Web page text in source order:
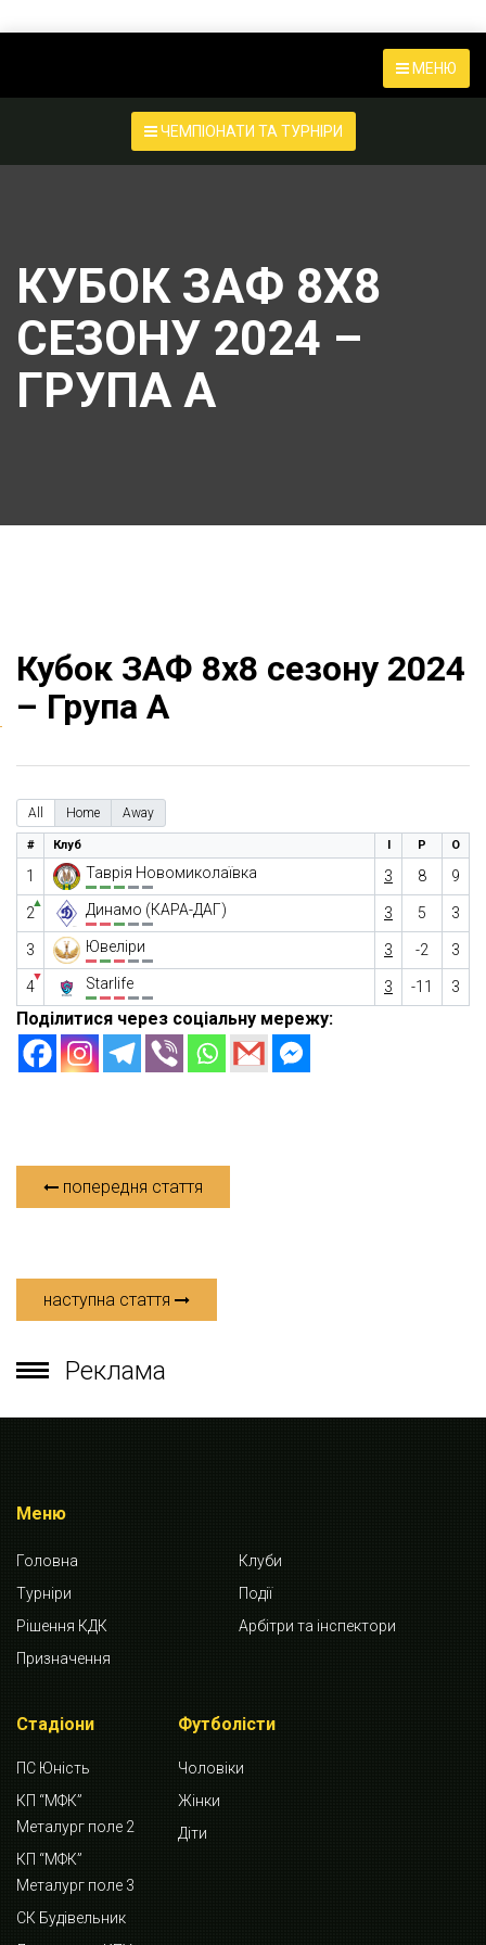
МЕНЮ
ЧЕМПІОНАТИ ТА ТУРНІРИ
КУБОК ЗАФ 8Х8
СЕЗОНУ 2024 –
ГРУПА А
Кубок ЗАФ 8х8 сезону 2024
– Група А
All Home Away
# Клуб І Р О
1 Таврія Новомиколаївка 3 8 9
2
▲ Динамо (КАРА-ДАГ) 3 5 3
3 Ювеліри 3 -2 3
4
▼ Starlife 3 -11 3
Поділитися через соціальну мережу:
попередня стаття
наступна стаття
Реклама
Меню
Головна
Клуби
Турніри
Події
Рішення КДК
Арбітри та інспектори
Призначення
Стадіони
ПС Юність
КП “МФК”
Металург поле 2
КП “МФК”
Металург поле 3
СК Будівельник
Футболісти
Чоловіки
Жінки
Діти